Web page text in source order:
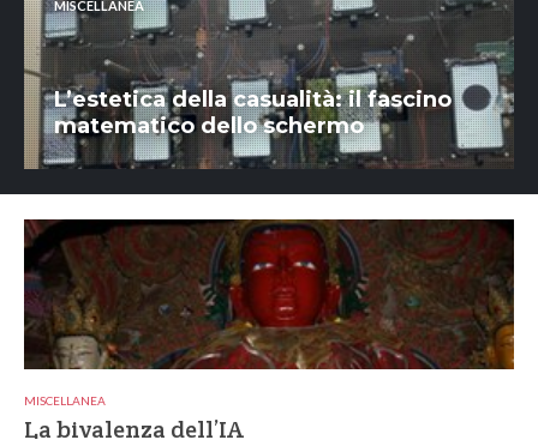
MISCELLANEA
L’estetica della casualità: il fascino
matematico dello schermo
MISCELLANEA
La bivalenza dell’IA